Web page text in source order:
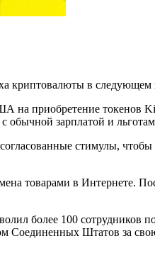
криптовалюты в следующем
на приобретение токенов
обычной зарплатой и
стимулы,
товарами в Интернете.
более 100 сотрудников
Соединенных Штатов за